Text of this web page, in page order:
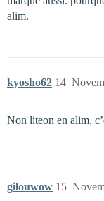
alim.
kyosho62 14
Non liteon en alim,
gilouwow 15